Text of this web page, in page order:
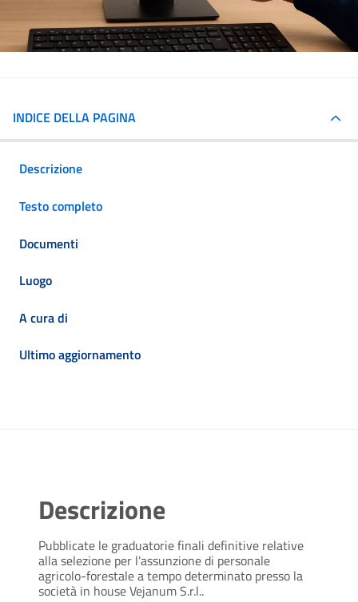
INDICE DELLA PAGINA
Descrizione
Testo completo
Documenti
Luogo
A cura di
Ultimo aggiornamento
Descrizione
Pubblicate le graduatorie finali definitive relative
alla selezione per l’assunzione di personale
agricolo-forestale a tempo determinato presso la
società in house Vejanum S.r.l..